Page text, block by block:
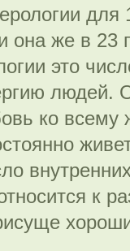
для
она же в 23
это
людей.
ко всему
к